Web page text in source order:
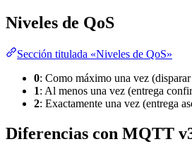
Niveles de QoS
Sección titulada «Niveles de QoS»
0: Como máximo una vez
1: Al menos una vez (entrega
2: Exactamente una vez (entrega
Diferencias con MQTT